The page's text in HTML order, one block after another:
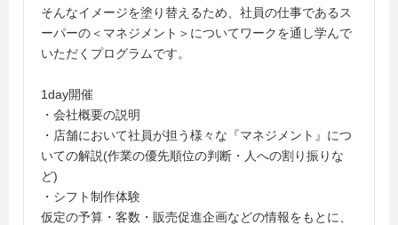
そんなイメージを塗り替えるため、社員の仕事であるス
ーパーの＜マネジメント＞についてワークを通し学んで
いただくプログラムです。
1day開催
・会社概要の説明
・店舗において社員が担う様々な『マネジメント』につ
いての解説(作業の優先順位の判断・人への割り振りな
ど)
・シフト制作体験
仮定の予算・客数・販売促進企画などの情報をもとに、